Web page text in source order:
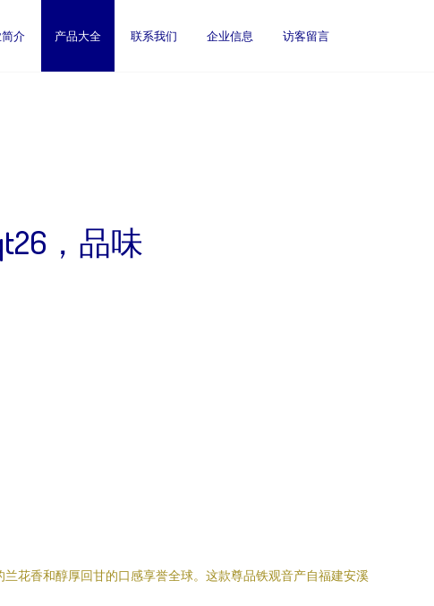
介 产品大全 联系我们 企业信息 访客留言
，品味
花香和醇厚回甘的口感享誉全球。这款尊品铁观音产自福建安溪